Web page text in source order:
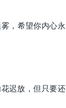
，希望你内心永
迟放，但只要还